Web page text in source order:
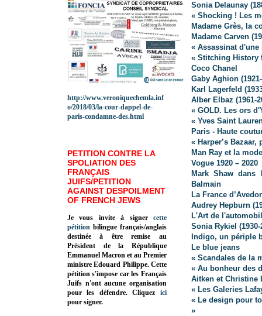
Sonia Delaunay
« Shocking ! Les
Madame Grès, la
Madame Carven
« Assassinat
« Stitching History
Coco Chanel
Gaby Aghion
Karl Lagerfeld
Alber Elbaz (1961-
« GOLD. Les ors
« Yves Saint
Paris - Haute
« Harper’s
Man Ray et la mode
Vogue 1920 – 2020
Mark Shaw dans
Balmain
La France
Audrey Hepburn
L'Art de
Sonia Rykiel (1930-
Indigo, un périple
Le blue jeans
« Scandales de la
« Au bonheur des
Aitken et Christine
« Les Galeries
« Le design pour
»
http://www.veroniquechemla.inf
o/2018/03/la-cour-dappel-de-
paris-condamne-des.html
PETITION CONTRE LA
SPOLIATION DES
FRANÇAIS
JUIFS/PETITION
AGAINST DESPOILMENT
OF FRENCH JEWS
Je vous invite à signer cette
pétition bilingue français/anglais
destinée à être remise au
Président de la République
Emmanuel Macron et au Premier
ministre Edouard Philippe. Cette
pétition s'impose car les Français
Juifs n'ont aucune organisation
pour les défendre. Cliquez
ici
pour signer.